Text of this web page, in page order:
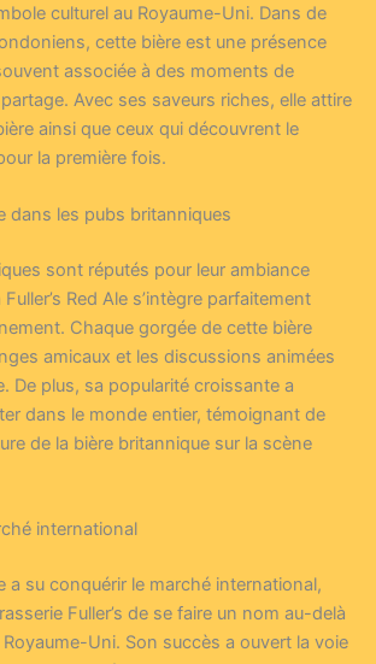
culturel au Royaume-Uni. Dans de
cette bière est une présence
associée à des moments de
Avec ses saveurs riches, elle attire
ainsi que ceux qui découvrent le
la première fois.
dans les pubs britanniques
sont réputés pour leur ambiance
Red Ale s’intègre parfaitement
Chaque gorgée de cette bière
amicaux et les discussions animées
De plus, sa popularité croissante a
dans le monde entier, témoignant de
de la bière britannique sur la scène
international
a su conquérir le marché international,
Fuller’s de se faire un nom au-delà
Uni. Son succès a ouvert la voie